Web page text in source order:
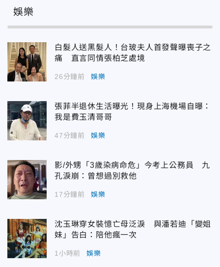
娛樂
白髮人送黑髮人！台玻夫人首發聲曝喪子之
痛 直言同情張柏芝處境
26分鐘前 娛樂
張菲半退休生活曝光！現身上海機場自曝：
我是費玉清哥哥
47分鐘前 娛樂
影/外甥「3歲染病命危」今考上公務員 九
孔淚崩：曾想過別救他
17分鐘前 娛樂
沈玉琳穿女裝憶亡母泛淚 與潘若迪「變姐
妹」告白：陪他瘋一次
1小時前 娛樂